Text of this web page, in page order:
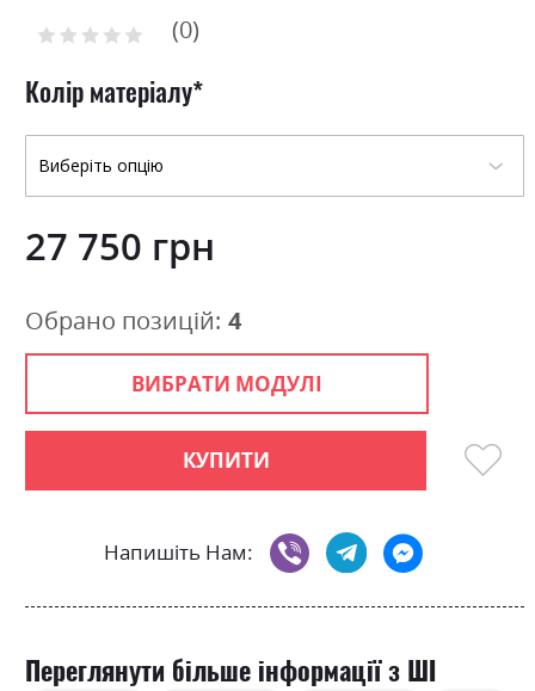
the
of
the
images
gallery
Рейтинг: 0
Колір матеріалу
27 750 грн
ВИБРАТИ МОДУЛІ
КУПИТИ
Напишіть Нам:
Обрано позицій: 4
Переглянути більше інформації з ШІ